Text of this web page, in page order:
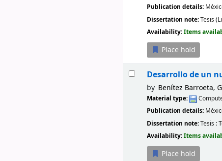
Publication details:
Dissertation note:Tesis
Availability:Items
Place hold
Desarrollo de un
by Benítez Barroeta,
Material type:
Publication details:
Dissertation note:Tesis :
Availability:Items
Place hold